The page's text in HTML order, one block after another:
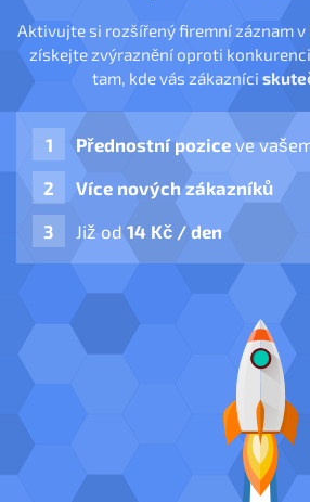
Aktivujte si rozšířený firemní záznam
získejte zvýraznění oproti
tam, kde vás zákazníci
Přednostní pozice ve
Více nových zákazníků
Již od14 Kč / den